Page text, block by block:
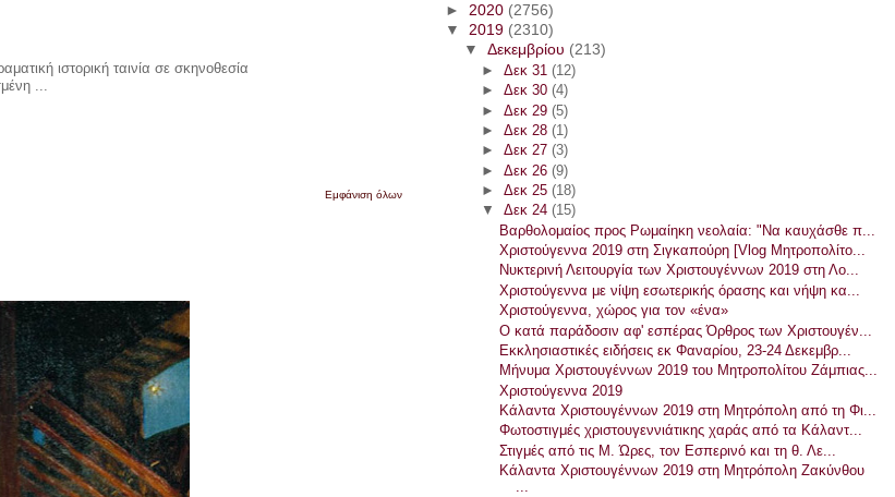
ιστορική ταινία σε σκηνοθεσία
...
Εμφάνιση όλων
► 2020 (2756)
▼2019 (2310)
▼ Δεκεμβρίου (213)
► Δεκ 31 (12)
► Δεκ 30 (4)
► Δεκ 29 (5)
► Δεκ 28 (1)
► Δεκ 27 (3)
► Δεκ 26 (9)
► Δεκ 25 (18)
▼ Δεκ 24 (15)
Βαρθολομαίος προς Ρωμαίηκη νεολαία: "Να καυχάσθε π...
Χριστούγεννα 2019 στη Σιγκαπούρη [Vlog Μητροπολίτο...
Νυκτερινή Λειτουργία των Χριστουγέννων 2019 στη Λο...
Χριστούγεννα με νίψη εσωτερικής όρασης και νήψη κα...
Χριστούγεννα, χώρος για τον «ένα»
Ο κατά παράδοσιν αφ' εσπέρας Όρθρος των Χριστουγέν...
Εκκλησιαστικές ειδήσεις εκ Φαναρίου, 23-24 Δεκεμβρ...
Μήνυμα Χριστουγέννων 2019 του Μητροπολίτου Ζάμπιας...
Χριστούγεννα 2019
Κάλαντα Χριστουγέννων 2019 στη Μητρόπολη από τη Φι...
Φωτοστιγμές χριστουγεννιάτικης χαράς από τα Κάλαντ...
Στιγμές από τις Μ. Ώρες, τον Εσπερινό και τη θ. Λε...
Κάλαντα Χριστουγέννων 2019 στη Μητρόπολη Ζακύνθου
...